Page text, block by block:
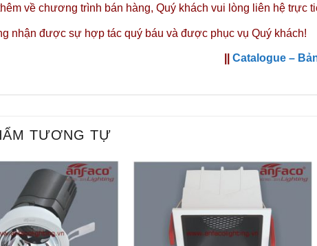
về chương trình bán hàng, Quý khách vui lòng liên hệ trực
nhận được sự hợp tác quý báu và được phục vụ Quý khách!
Catalogue –
TƯƠNG TỰ